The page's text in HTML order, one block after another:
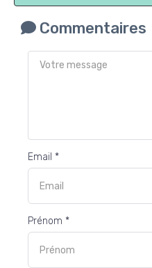
Commentaires
Email *
Prénom *